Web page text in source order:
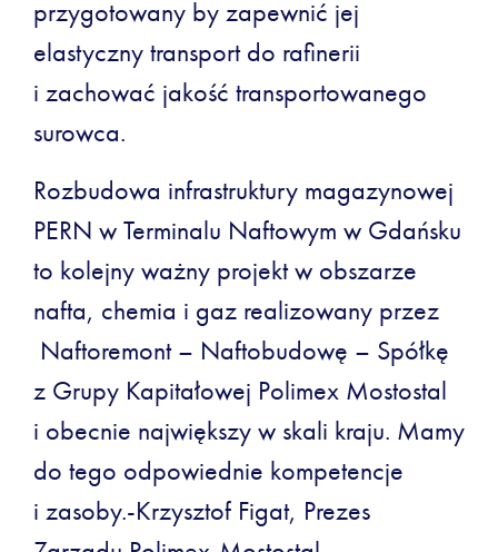
przygotowany by zapewnić jej
elastyczny transport do rafinerii
i zachować jakość transportowanego
surowca.
Rozbudowa infrastruktury magazynowej
PERN w Terminalu Naftowym w Gdańsku
to kolejny ważny projekt w obszarze
nafta, chemia i gaz realizowany przez
Naftoremont – Naftobudowę – Spółkę
z Grupy Kapitałowej Polimex Mostostal
i obecnie największy w skali kraju. Mamy
do tego odpowiednie kompetencje
i zasoby.-Krzysztof Figat, Prezes